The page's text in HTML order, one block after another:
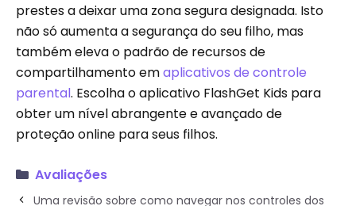
prestes a deixar uma zona segura designada. Isto
não só aumenta a segurança do seu filho, mas
também eleva o padrão de recursos de
compartilhamento emaplicativos de controle
parental. Escolha o aplicativo FlashGet Kids para
obter um nível abrangente e avançado de
proteção online para seus filhos.
Avaliações
Uma revisão sobre como navegar nos controles dos